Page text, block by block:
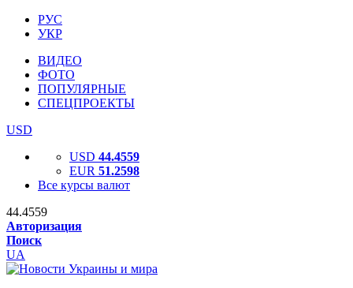
РУС
УКР
ВИДЕО
ФОТО
ПОПУЛЯРНЫЕ
СПЕЦПРОЕКТЫ
USD
USD 44.4559
EUR 51.2598
Все курсы валют
44.4559
Авторизация
Поиск
UA